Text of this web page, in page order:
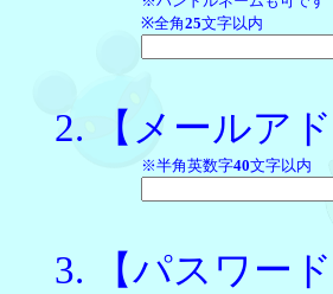
※全角25文字以内
【メールア
※半角英数字40文字以内
【パスワード